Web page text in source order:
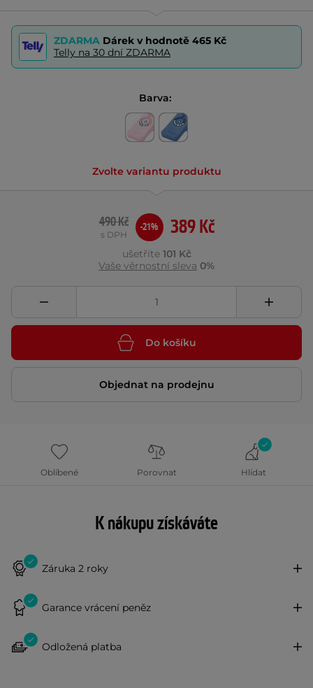
ZDARMA Dárek v hodnotě 465 Kč
Telly na 30 dní ZDARMA
Barva:
Zvolte variantu produktu
389 Kč
490 Kč
s DPH
-21%
ušetříte 101 Kč
Vaše věrnostní sleva 0%
Do košíku
Objednat na prodejnu
Oblíbené Porovnat Hlídat
K nákupu získáváte
Záruka 2 roky
Garance vrácení peněz
Odložená platba